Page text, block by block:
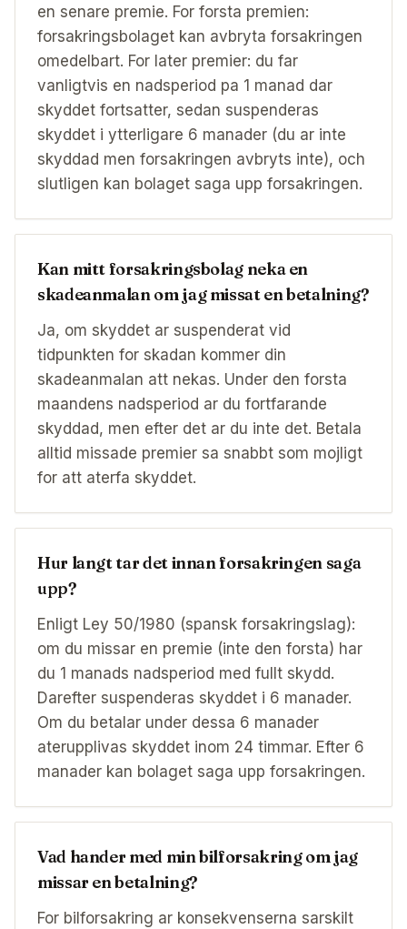
en senare premie. For forsta premien:
forsakringsbolaget kan avbryta forsakringen
omedelbart. For later premier: du far
vanligtvis en nadsperiod pa 1 manad dar
skyddet fortsatter, sedan suspenderas
skyddet i ytterligare 6 manader (du ar inte
skyddad men forsakringen avbryts inte), och
slutligen kan bolaget saga upp forsakringen.
Kan mitt forsakringsbolag neka en
skadeanmalan om jag missat en betalning?
Ja, om skyddet ar suspenderat vid
tidpunkten for skadan kommer din
skadeanmalan att nekas. Under den forsta
maandens nadsperiod ar du fortfarande
skyddad, men efter det ar du inte det. Betala
alltid missade premier sa snabbt som mojligt
for att aterfa skyddet.
Hur langt tar det innan forsakringen saga
upp?
Enligt Ley 50/1980 (spansk forsakringslag):
om du missar en premie (inte den forsta) har
du 1 manads nadsperiod med fullt skydd.
Darefter suspenderas skyddet i 6 manader.
Om du betalar under dessa 6 manader
aterupplivas skyddet inom 24 timmar. Efter 6
manader kan bolaget saga upp forsakringen.
Vad hander med min bilforsakring om jag
missar en betalning?
For bilforsakring ar konsekvenserna sarskilt